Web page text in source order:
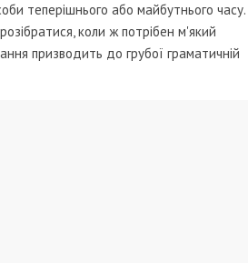
теперішнього або майбутнього часу.
коли ж потрібен м'який
призводить до грубої граматичній